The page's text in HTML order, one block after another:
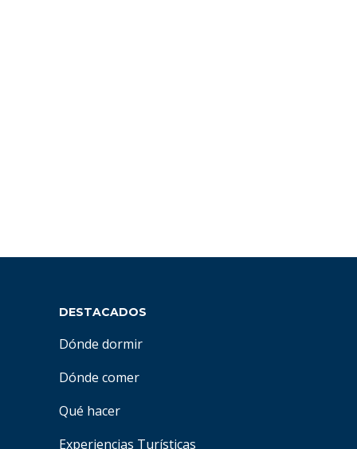
DESTACADOS
Dónde dormir
Dónde comer
Qué hacer
Experiencias Turísticas